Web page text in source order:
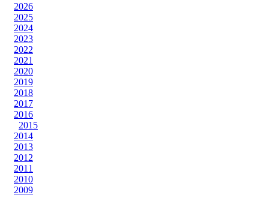
2026
2025
2024
2023
2022
2021
2020
2019
2018
2017
2016
2015
2014
2013
2012
2011
2010
2009